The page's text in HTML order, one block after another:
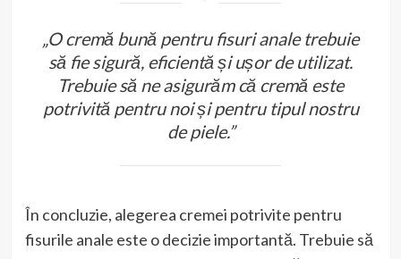
„O cremă bună pentru fisuri anale trebuie
să fie sigură, eficientă și ușor de utilizat.
Trebuie să ne asigurăm că cremă este
potrivită pentru noi și pentru tipul nostru
de piele.”
În concluzie, alegerea cremei potrivite pentru
fisurile anale este o decizie importantă. Trebuie să